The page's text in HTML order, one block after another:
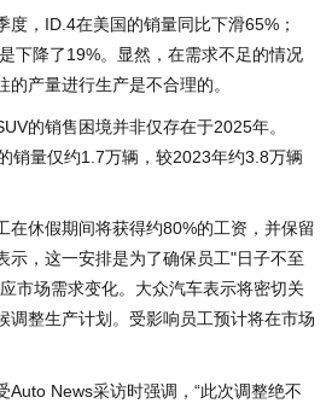
度，ID.4在美国的销量同比下滑65%；
下降了19%。显然，在需求不足的情况
产量进行生产是不合理的。
的销售困境并非仅存在于2025年。
销量仅约1.7万辆，较2023年约3.8万辆
在休假期间将获得约80%的工资，并保留
示，这一安排是为了确保员工"日子不至
市场需求变化。大众汽车表示将密切关
调整生产计划。受影响员工预计将在市场
Auto News采访时强调，“此次调整绝不